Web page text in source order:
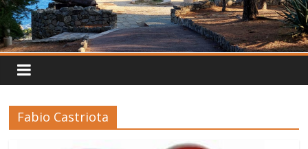
Fabio Castriota